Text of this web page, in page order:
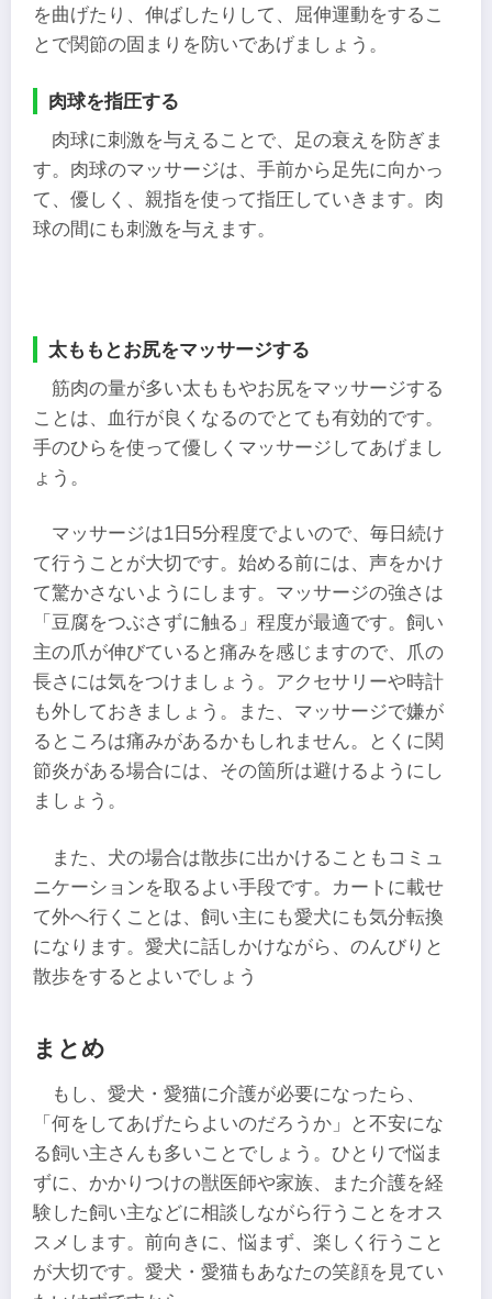
を曲げたり、伸ばしたりして、屈伸運動をするこ
とで関節の固まりを防いであげましょう。
肉球を指圧する
肉球に刺激を与えることで、足の衰えを防ぎま
す。肉球のマッサージは、手前から足先に向かっ
て、優しく、親指を使って指圧していきます。肉
球の間にも刺激を与えます。
太ももとお尻をマッサージする
筋肉の量が多い太ももやお尻をマッサージする
ことは、血行が良くなるのでとても有効的です。
手のひらを使って優しくマッサージしてあげまし
ょう。
マッサージは1日5分程度でよいので、毎日続け
て行うことが大切です。始める前には、声をかけ
て驚かさないようにします。マッサージの強さは
「豆腐をつぶさずに触る」程度が最適です。飼い
主の爪が伸びていると痛みを感じますので、爪の
長さには気をつけましょう。アクセサリーや時計
も外しておきましょう。また、マッサージで嫌が
るところは痛みがあるかもしれません。とくに関
節炎がある場合には、その箇所は避けるようにし
ましょう。
また、犬の場合は散歩に出かけることもコミュ
ニケーションを取るよい手段です。カートに載せ
て外へ行くことは、飼い主にも愛犬にも気分転換
になります。愛犬に話しかけながら、のんびりと
散歩をするとよいでしょう
まとめ
もし、愛犬・愛猫に介護が必要になったら、
「何をしてあげたらよいのだろうか」と不安にな
る飼い主さんも多いことでしょう。ひとりで悩ま
ずに、かかりつけの獣医師や家族、また介護を経
験した飼い主などに相談しながら行うことをオス
スメします。前向きに、悩まず、楽しく行うこと
が大切です。愛犬・愛猫もあなたの笑顔を見てい